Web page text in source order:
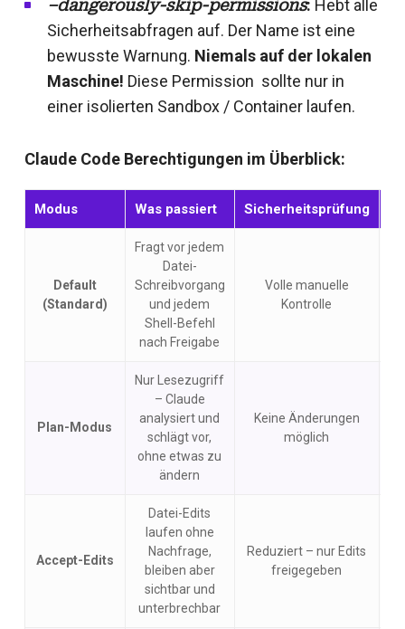
–dangerously-skip-permissions: Hebt alle
Sicherheitsabfragen auf. Der Name ist eine
bewusste Warnung. Niemals auf der lokalen
Maschine! Diese Permission sollte nur in
einer isolierten Sandbox / Container laufen.
Claude Code Berechtigungen im Überblick:
Modus Was passiert Sicherheitsprüfung
Default
(Standard)
Fragt vor jedem
Datei-
Schreibvorgang
und jedem
Shell-Befehl
nach Freigabe
Volle manuelle
Kontrolle
Plan-Modus
Nur Lesezugriff
– Claude
analysiert und
schlägt vor,
ohne etwas zu
ändern
Keine Änderungen
möglich
Accept-Edits
Datei-Edits
laufen ohne
Nachfrage,
bleiben aber
sichtbar und
unterbrechbar
Reduziert – nur Edits
freigegeben